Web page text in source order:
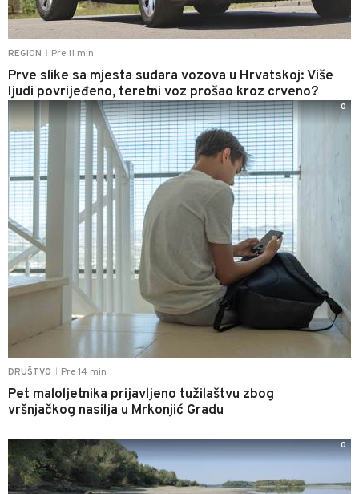
REGION Pre 11 min
Prve slike sa mjesta sudara vozova u Hrvatskoj: Više
ljudi povrijeđeno, teretni voz prošao kroz crveno?
DRUŠTVO Pre 14 min
Pet maloljetnika prijavljeno tužilaštvu zbog
vršnjačkog nasilja u Mrkonjić Gradu
0
0